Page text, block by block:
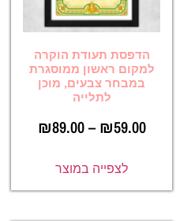
הדפסת תעודת הוקרה
למקום ראשון ממוסגרת
במבחר צבעים, מוכן
לתלייה
₪59.00
–
₪89.00
לצפייה במוצר